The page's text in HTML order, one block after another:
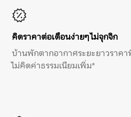
คิดราคาต่อเดือนง่ายๆ ไม่จุกจิก
บ้านพักตากอากาศระยะยาวราคา
ไม่คิดค่าธรรมเนียมเพิ่ม*